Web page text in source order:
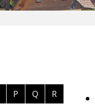
P Q
R